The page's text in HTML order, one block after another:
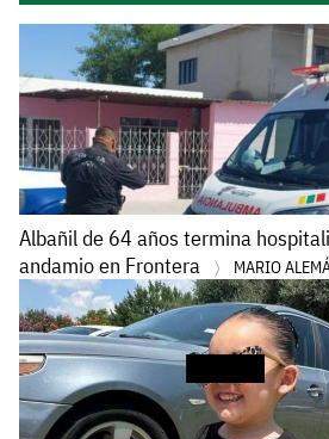
Albañil de 64 años termina
andamio en Frontera
MARIO